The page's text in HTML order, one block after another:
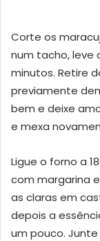
Corte os
num tacho, leve
minutos. Retire
previamente
bem e deixe
e mexa
Ligue o forno a
com margarina
as claras em
depois a
um pouco.